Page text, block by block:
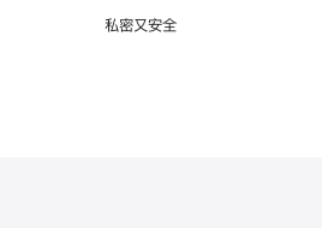
私密又安全